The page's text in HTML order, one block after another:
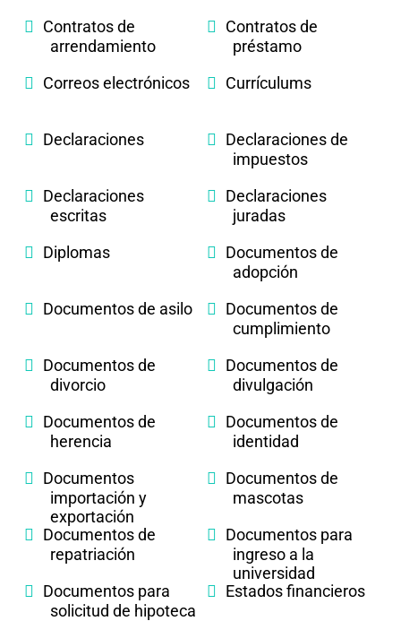
Contratos de
arrendamiento
Contratos de
préstamo
Correos electrónicos
Currículums
Declaraciones
Declaraciones de
impuestos
Declaraciones
escritas
Declaraciones
juradas
Diplomas
Documentos de
adopción
Documentos de asilo
Documentos de
cumplimiento
Documentos de
divorcio
Documentos de
divulgación
Documentos de
herencia
Documentos de
identidad
Documentos
importación y
exportación
Documentos de
mascotas
Documentos de
repatriación
Documentos para
ingreso a la
universidad
Documentos para
solicitud de hipoteca
Estados financieros